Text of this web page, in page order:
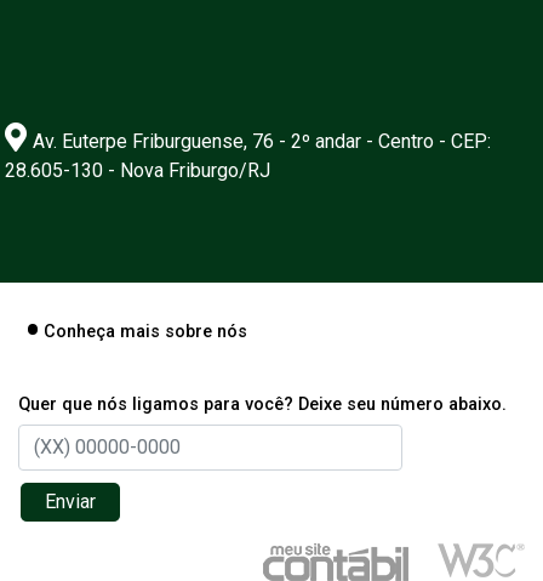
Av. Euterpe Friburguense, 76 - 2º andar - Centro - CEP:
28.605-130 - Nova Friburgo/RJ
Conheça mais sobre nós
Quer que nós ligamos para você? Deixe seu número abaixo.
Enviar